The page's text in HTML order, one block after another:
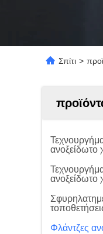
Σπίτι >
ανοξείδωτο
ανοξείδωτο
Φλάντζες